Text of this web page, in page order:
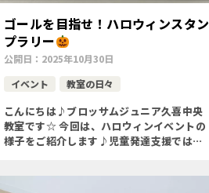
ゴールを目指せ！ハロウィンスタン
プラリー
公開日： 2025年10月30日
イベント
教室の日々
こんにちは♪ブロッサムジュニア久喜中央
教室です☆ 今回は、ハロウィンイベントの
様子をご紹介します♪児童発達支援では、